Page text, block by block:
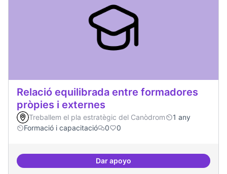
Relació equilibrada entre formadores
pròpies i externes
Treballem el pla estratègic del Canòdrom
1 any
Formació i capacitació
0 0
Dar apoyoRelació equilibrada entre